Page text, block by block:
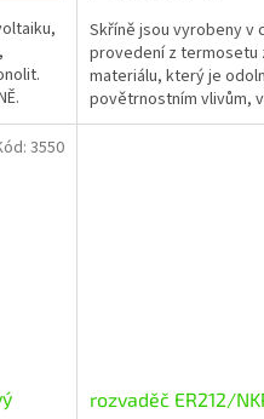
Skříně jsou vyrobeny v
provedení z termosetu
materiálu, který je
povětrnostním vlivům,
Materiál nepodléhá
3550
rozvaděč ER212/